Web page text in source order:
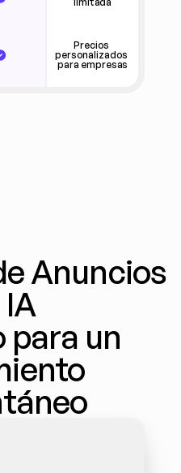
Precios
personalizados
para empresas
Anuncios
para un